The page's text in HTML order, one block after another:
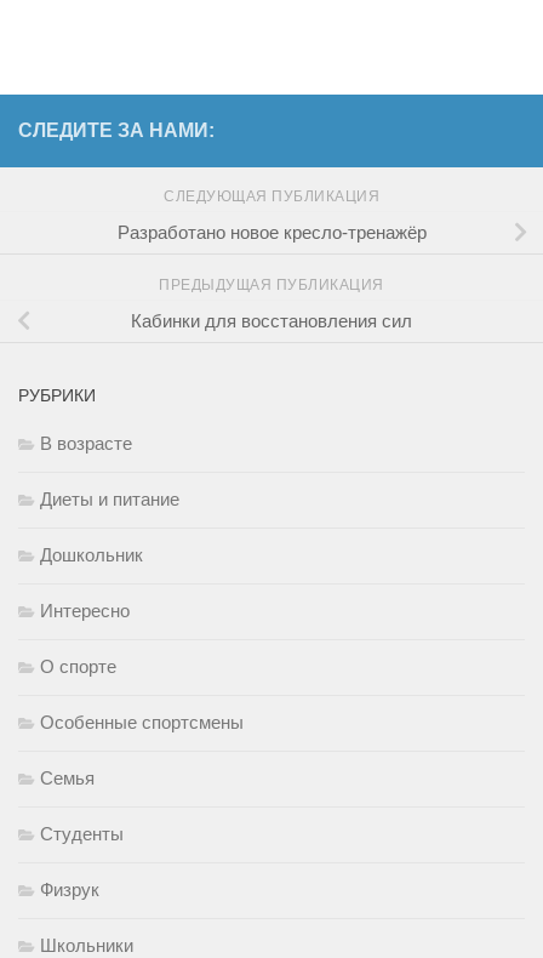
СЛЕДИТЕ ЗА НАМИ:
СЛЕДУЮЩАЯ ПУБЛИКАЦИЯ
Разработано новое кресло-тренажёр
ПРЕДЫДУЩАЯ ПУБЛИКАЦИЯ
Кабинки для восстановления сил
РУБРИКИ
В возрасте
Диеты и питание
Дошкольник
Интересно
О спорте
Особенные спортсмены
Семья
Студенты
Физрук
Школьники